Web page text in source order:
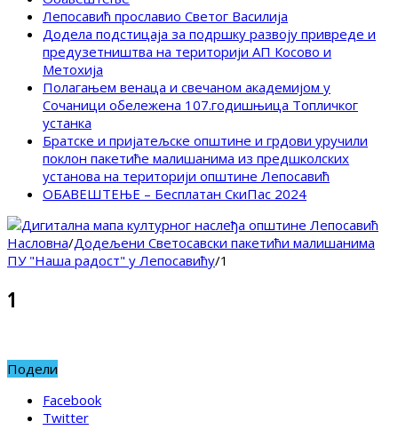
Лепосавић прославио Светог Василија
Додела подстицаја за подршку развоју привреде и
предузетништва на територији АП Косово и
Метохија
Полагањем венаца и свечаном академијом у
Сочаници обележена 107.годишњица Топличког
устанка
Братске и пријатељске општине и грдови уручили
поклон пакетиће малишанима из предшколских
установа на територији општине Лепосавић
ОБАВЕШТЕЊЕ – Бесплатан СкиПас 2024
Насловна/Додељени Светосавски пакетићи малишанима
ПУ "Наша радост" у Лепосавићу/1
1
Подели
Facebook
Twitter